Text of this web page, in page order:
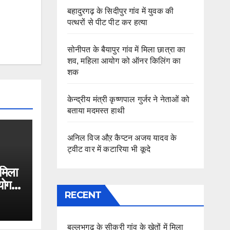
बहादुरगढ़ के सिदीपुर गांव में युवक की
पत्थरों से पीट पीट कर हत्या
सोनीपत के बैयापुर गांव में मिला छात्रा का
शव, महिला आयोग को ऑनर किलिंग का
शक
केन्द्रीय मंत्री कृष्णपाल गुर्जर ने नेताओं को
बताया मदमस्त हाथी
अनिल विज औऱ कैप्टन अजय यादव के
ट्वीट वार में कटारिया भी कूदे
RECENT
बल्लभगढ़ के सीकरी गांव के खेतों में मिला